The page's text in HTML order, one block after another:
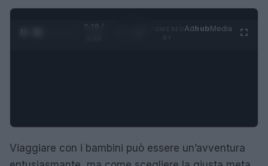
0:29 /
AdhubMedia
Viaggiare con i bambini può essere un’avventura